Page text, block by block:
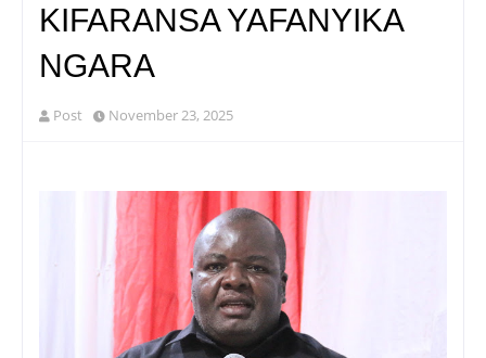
KIFARANSA YAFANYIKA
NGARA
Post November 23, 2025